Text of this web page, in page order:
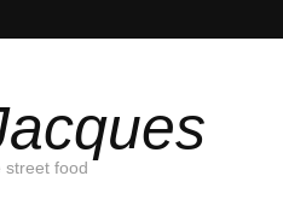
street food